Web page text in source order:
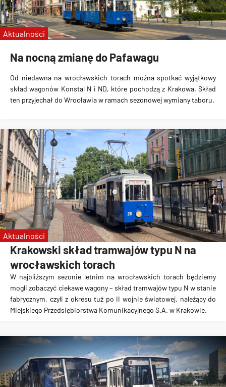
linie specjalne
Wrocławskie Linie Turystyczne
MPK Kraków
Na nocną zmianę do Pafawagu
Od niedawna na wrocławskich torach można spotkać wyjątkowy
skład wagonów Konstal N i ND, które pochodzą z Krakowa. Skład
ten przyjechał do Wrocławia w ramach sezonowej wymiany taboru.
Aktualności
Krakowski skład tramwajów typu N na
wrocławskich torach
W najbliższym sezonie letnim na wrocławskich torach będziemy
mogli zobaczyć ciekawe wagony – skład tramwajów typu N w stanie
fabrycznym, czyli z okresu tuż po II wojnie światowej, należący do
Miejskiego Przedsiębiorstwa Komunikacyjnego S.A. w Krakowie.
Aktualności